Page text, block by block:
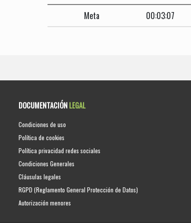
Meta
00:03:07
DOCUMENTACIÓNLEGAL
Condiciones de uso
Política de cookies
Política privacidad redes sociales
Condiciones Generales
Cláusulas legales
RGPD (Reglamento General Protección de Datos)
Autorización menores